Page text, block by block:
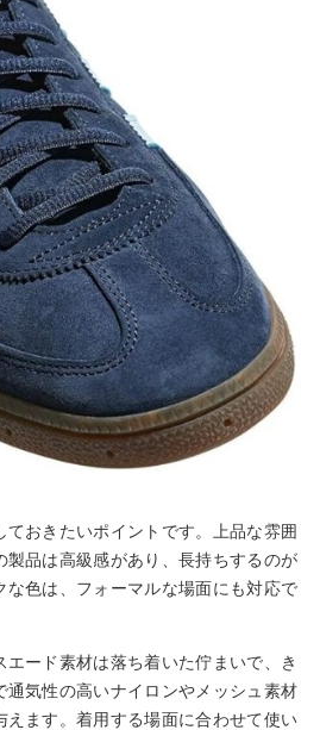
ておきたいポイントです。上品な雰囲
製品は高級感があり、長持ちするのが
な色は、フォーマルな場面にも対応で
ード素材は落ち着いた佇まいで、き
通気性の高いナイロンやメッシュ素材
えます。着用する場面に合わせて使い